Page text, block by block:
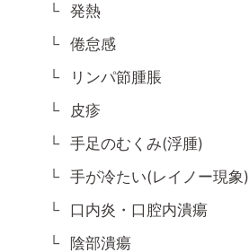
発熱
倦怠感
リンパ節腫脹
皮疹
手足のむくみ(浮腫)
手が冷たい(レイノー現象)
口内炎・口腔内潰瘍
陰部潰瘍